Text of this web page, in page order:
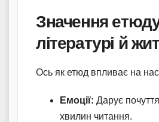
Значення
літературі й
Ось як етюд впливає на
Емоції: Дарує почуття
хвилин читання.